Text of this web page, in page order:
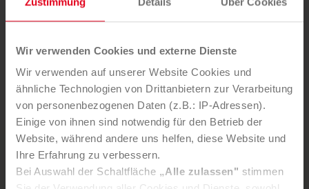
Wir verwenden Cookies und externe Dienste
Wir verwenden auf unserer Website Cookies und
ähnliche Technologien von Drittanbietern zur Verarbeitung
von personenbezogenen Daten (z.B.: IP-Adressen).
Einige von ihnen sind notwendig für den Betrieb der
Website, während andere uns helfen, diese Website und
Ihre Erfahrung zu verbessern.
Bei Auswahl der Schaltfläche „Alle zulassen" stimmen
Verbesserung der Ressourceneffizienz
Verantwortungsvolles Wirtschaften und Beitrag
zu einem positiven Image
Beitrag zum Erreichen der Klimaschutzziele
Sie möchten diesen Service nutzen?